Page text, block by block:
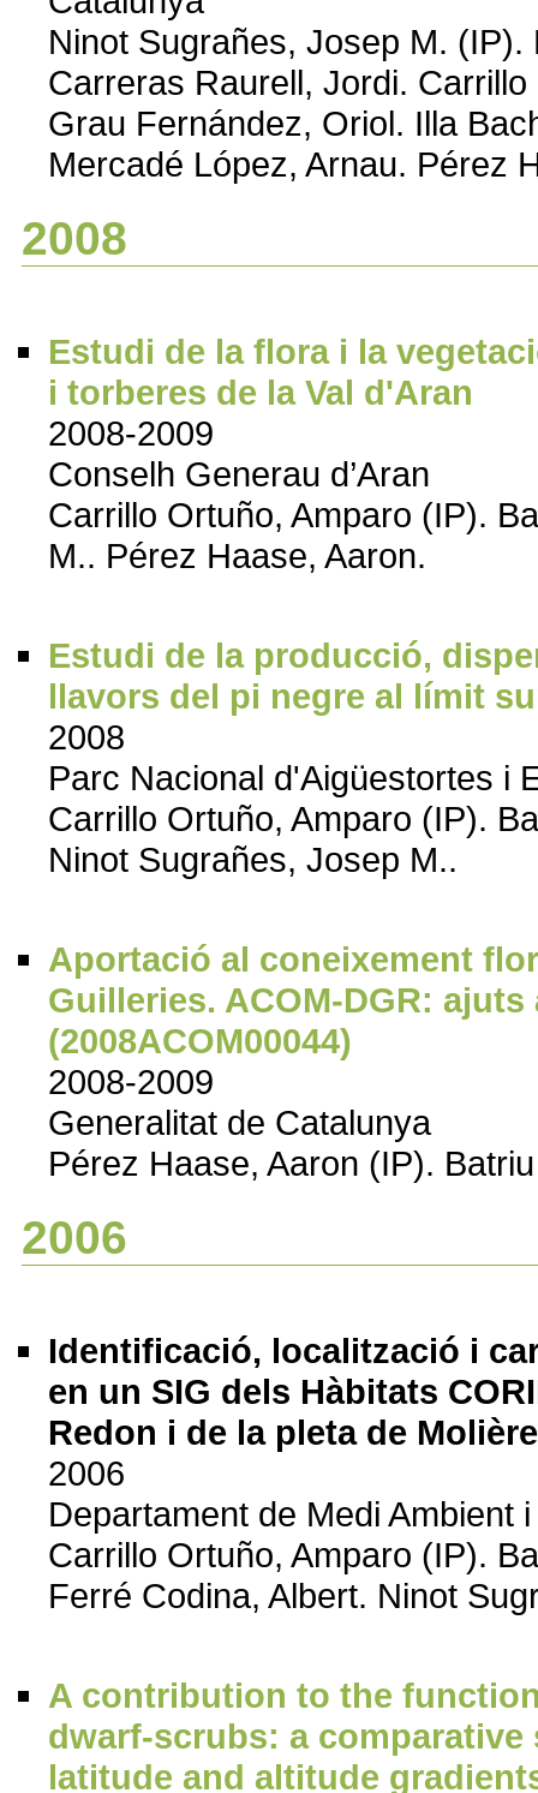
Ninot Sugrañes, Josep M.
Carreras Raurell, Jordi.
Grau Fernández, Oriol. Illa
Mercadé López, Arnau. Pérez
2008
Estudi de la flora i la
i torberes de la Val d'Aran
2008-2009
Conselh Generau d’Aran
Carrillo Ortuño, Amparo (IP).
M.. Pérez Haase, Aaron.
Estudi de la producció,
llavors del pi negre al límit
2008
Parc Nacional d'Aigüestortes i
Carrillo Ortuño, Amparo (IP).
Ninot Sugrañes, Josep M..
Aportació al coneixement
Guilleries. ACOM-DGR:
(2008ACOM00044)
2008-2009
Generalitat de Catalunya
Pérez Haase, Aaron (IP).
2006
Identificació, localització i
en un SIG dels Hàbitats
Redon i de la pleta de
2006
Departament de Medi Ambient
Carrillo Ortuño, Amparo (IP).
Ferré Codina, Albert. Ninot
A contribution to the
dwarf-scrubs: a
latitude and altitude